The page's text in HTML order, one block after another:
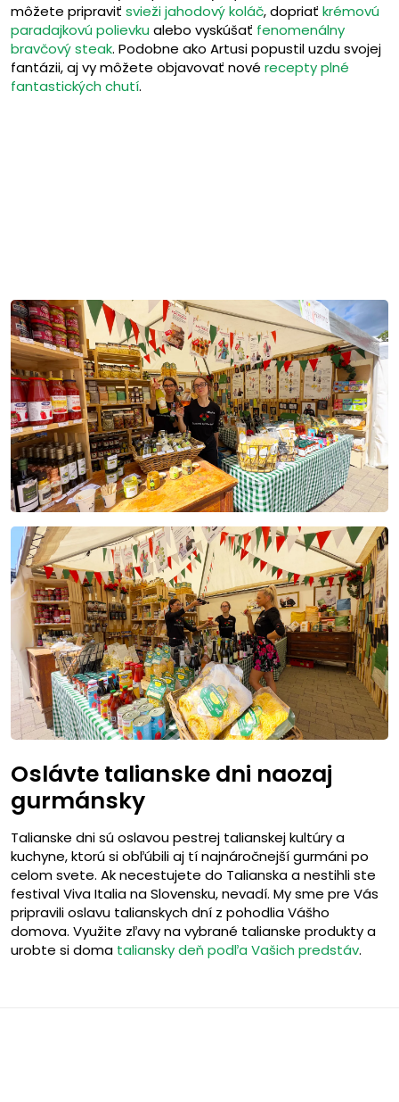
môžete pripraviť svieži jahodový koláč, dopriať krémovú
paradajkovú polievku alebo vyskúšať fenomenálny
bravčový steak. Podobne ako Artusi popustil uzdu svojej
fantázii, aj vy môžete objavovať nové recepty plné
fantastických chutí.
Oslávte talianske dni naozaj
gurmánsky
Talianske dni sú oslavou pestrej talianskej kultúry a
kuchyne, ktorú si obľúbili aj tí najnáročnejší gurmáni po
celom svete. Ak necestujete do Talianska a nestihli ste
festival Viva Italia na Slovensku, nevadí. My sme pre Vás
pripravili oslavu talianskych dní z pohodlia Vášho
domova. Využite zľavy na vybrané talianske produkty a
urobte si doma taliansky deň podľa Vašich predstáv.